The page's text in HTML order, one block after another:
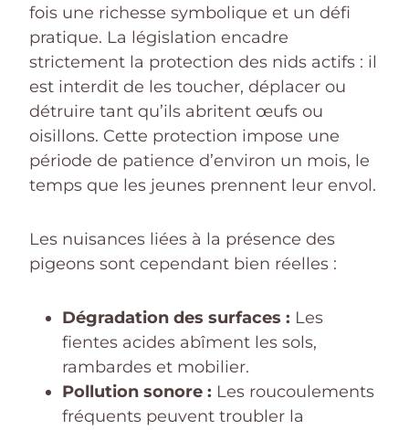
fois une richesse symbolique et un défi
pratique. La législation encadre
strictement la protection des nids actifs : il
est interdit de les toucher, déplacer ou
détruire tant qu’ils abritent œufs ou
oisillons. Cette protection impose une
période de patience d’environ un mois, le
temps que les jeunes prennent leur envol.
Les nuisances liées à la présence des
pigeons sont cependant bien réelles :
Dégradation des surfaces : Les
fientes acides abîment les sols,
rambardes et mobilier.
Pollution sonore : Les roucoulements
fréquents peuvent troubler la